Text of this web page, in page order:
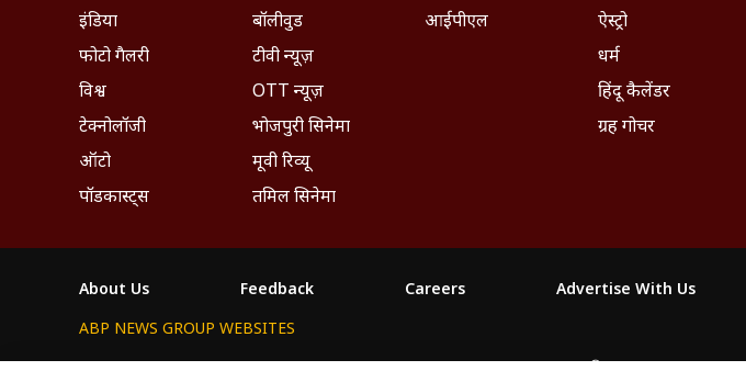
इंडिया
फोटो गैलरी
विश्व
टेक्नोलॉजी
ऑटो
पॉडकास्ट्स
बॉलीवुड
टीवी न्यूज़
OTT न्यूज़
भोजपुरी सिनेमा
मूवी रिव्यू
तमिल सिनेमा
आईपीएल
ऐस्ट्रो
धर्म
हिंदू कैलेंडर
ग्रह गोचर
About Us Feedback Careers Advertise With Us
ABP NEWS GROUP WEBSITES